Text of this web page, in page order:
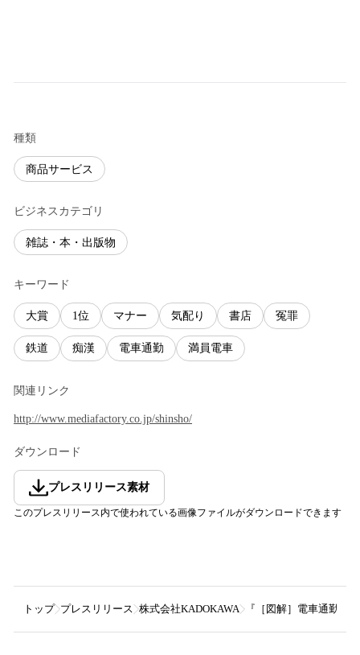
種類
商品サービス
ビジネスカテゴリ
雑誌・本・出版物
キーワード
大賞 1位 マナー 気配り 書店 冤罪
鉄道 痴漢 電車通勤 満員電車
関連リンク
http://www.mediafactory.co.jp/shinsho/
ダウンロード
プレスリリース素材
このプレスリリース内で使われている画像ファイルがダウンロードできます
トップ プレスリリース 株式会社KADOKAWA 『［図解］電車通勤